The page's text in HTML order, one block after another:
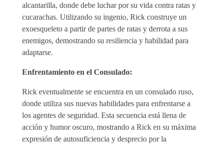
alcantarilla, donde debe luchar por su vida contra ratas y
cucarachas. Utilizando su ingenio, Rick construye un
exoesqueleto a partir de partes de ratas y derrota a sus
enemigos, demostrando su resiliencia y habilidad para
adaptarse.
Enfrentamiento en el Consulado:
Rick eventualmente se encuentra en un consulado ruso,
donde utiliza sus nuevas habilidades para enfrentarse a
los agentes de seguridad. Esta secuencia está llena de
acción y humor oscuro, mostrando a Rick en su máxima
expresión de autosuficiencia y desprecio por la